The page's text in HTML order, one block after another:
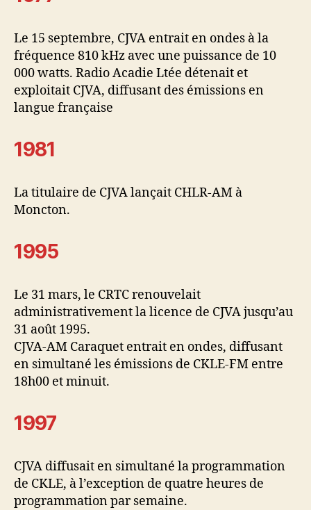
Le 15 septembre, CJVA entrait en ondes à la
fréquence 810 kHz avec une puissance de 10
000 watts. Radio Acadie Ltée détenait et
exploitait CJVA, diffusant des émissions en
langue française
1981
La titulaire de CJVA lançait CHLR-AM à
Moncton.
1995
Le 31 mars, le CRTC renouvelait
administrativement la licence de CJVA jusqu’au
31 août 1995.
CJVA-AM Caraquet entrait en ondes, diffusant
en simultané les émissions de CKLE-FM entre
18h00 et minuit.
1997
CJVA diffusait en simultané la programmation
de CKLE, à l’exception de quatre heures de
programmation par semaine.